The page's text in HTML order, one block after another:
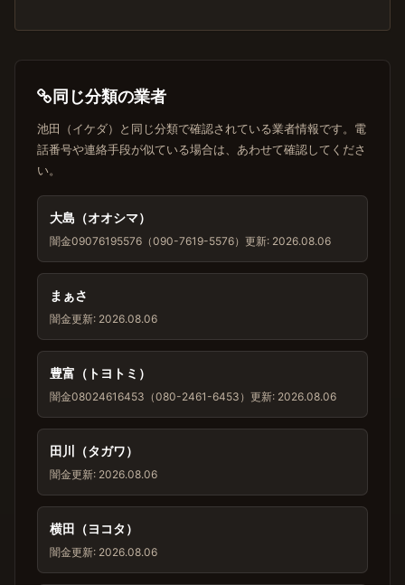
同じ分類の業者
池田（イケダ）と同じ分類で確認されている業者情報です。電
話番号や連絡手段が似ている場合は、あわせて確認してくださ
い。
大島（オオシマ）
闇金09076195576（090-7619-5576） 更新: 2026.08.06
まぁさ
闇金更新: 2026.08.06
豊富（トヨトミ）
闇金08024616453（080-2461-6453） 更新: 2026.08.06
田川（タガワ）
闇金更新: 2026.08.06
横田（ヨコタ）
闇金更新: 2026.08.06